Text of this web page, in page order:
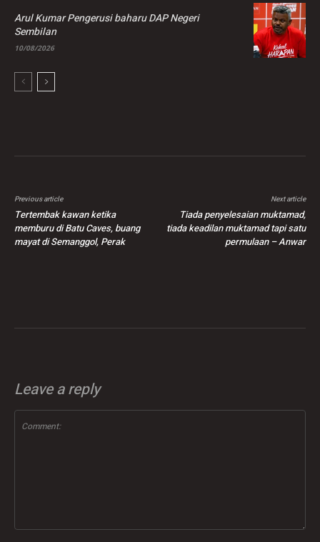
Arul Kumar Pengerusi baharu DAP Negeri
Sembilan
10/08/2026
Previous article
Tertembak kawan ketika
memburu di Batu Caves, buang
mayat di Semanggol, Perak
Next article
Tiada penyelesaian muktamad,
tiada keadilan muktamad tapi satu
permulaan – Anwar
Leave a reply